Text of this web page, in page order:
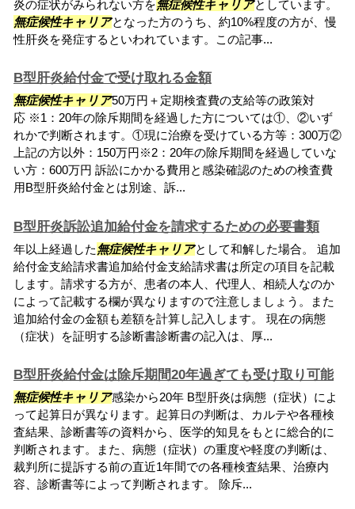
炎の症状がみられない方を無症候性キャリアとしています。
無症候性キャリアとなった方のうち、約10%程度の方が、慢
性肝炎を発症するといわれています。この記事...
B型肝炎給付金で受け取れる金額
無症候性キャリア50万円＋定期検査費の支給等の政策対
応 ※1：20年の除斥期間を経過した方については①、②いず
れかで判断されます。①現に治療を受けている方等：300万②
上記の方以外：150万円※2：20年の除斥期間を経過していな
い方：600万円 訴訟にかかる費用と感染確認のための検査費
用B型肝炎給付金とは別途、訴...
B型肝炎訴訟追加給付金を請求するための必要書類
年以上経過した無症候性キャリアとして和解した場合。 追加
給付金支給請求書追加給付金支給請求書は所定の項目を記載
します。請求する方が、患者の本人、代理人、相続人なのか
によって記載する欄が異なりますので注意しましょう。また
追加給付金の金額も差額を計算し記入します。 現在の病態
（症状）を証明する診断書診断書の記入は、厚...
B型肝炎給付金は除斥期間20年過ぎても受け取り可能
無症候性キャリア感染から20年 B型肝炎は病態（症状）によ
って起算日が異なります。起算日の判断は、カルテや各種検
査結果、診断書等の資料から、医学的知見をもとに総合的に
判断されます。また、病態（症状）の重度や軽度の判断は、
裁判所に提訴する前の直近1年間での各種検査結果、治療内
容、診断書等によって判断されます。 除斥...